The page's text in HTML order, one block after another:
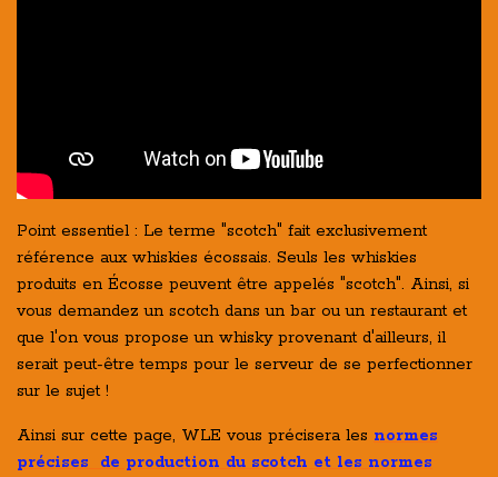
Point essentiel : Le terme "scotch" fait exclusivement
référence aux whiskies écossais. Seuls les whiskies
produits en Écosse peuvent être appelés "scotch". Ainsi, si
vous demandez un scotch dans un bar ou un restaurant et
que l'on vous propose un whisky provenant d'ailleurs, il
serait peut-être temps pour le serveur de se perfectionner
sur le sujet !
Ainsi sur cette page, WLE vous précisera les normes
précises de production du scotch et les normes